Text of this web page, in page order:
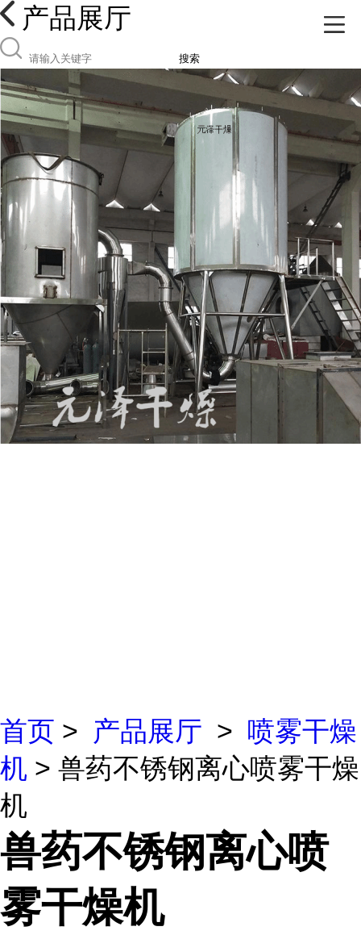
产品展厅
搜索
首页 > 产品展厅 > 喷雾干燥
机 > 兽药不锈钢离心喷雾干燥
机
兽药不锈钢离心喷
雾干燥机